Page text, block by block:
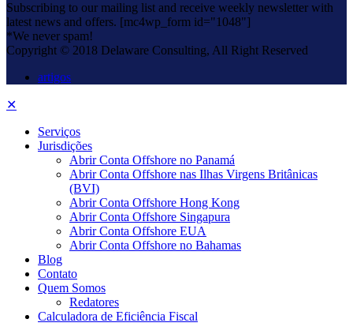
Subscribing to our mailing list and receive weekly newsletter with
latest news and offers. [mc4wp_form id="1048"]
*We never spam!
Copyright © 2018 Delaware Consulting, All Right Reserved
artigos
✕
Serviços
Jurisdições
Abrir Conta Offshore no Panamá
Abrir Conta Offshore nas Ilhas Virgens Britânicas
(BVI)
Abrir Conta Offshore Hong Kong
Abrir Conta Offshore Singapura
Abrir Conta Offshore EUA
Abrir Conta Offshore no Bahamas
Blog
Contato
Quem Somos
Redatores
Calculadora de Eficiência Fiscal